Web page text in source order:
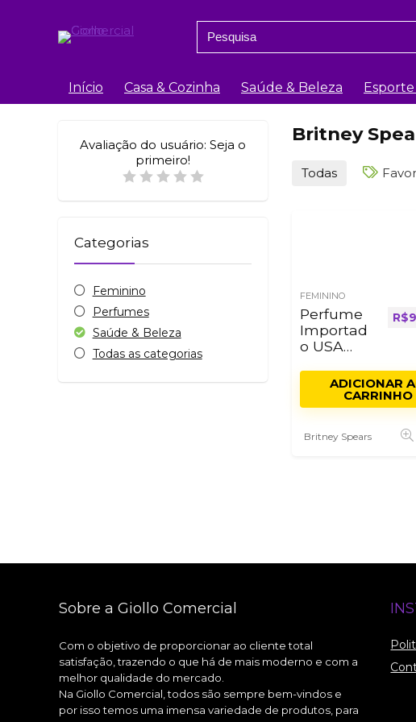
for:
Início Casa & Cozinha Saúde & Beleza
Britney
Avaliação do usuário: Seja o
primeiro!
Categorias
Feminino
Perfumes
Saúde & Beleza
Todas as categorias
Todas
FEMININO
Perfume
Importad
o USA
Fantasy
Britney
Lote
R$
ADICIONAR
CARRINHO
Britney Spears
Sobre a Giollo Comercial
Com o objetivo de proporcionar ao cliente total
satisfação, trazendo o que há de mais moderno e com a
melhor qualidade do mercado.
Na Giollo Comercial, todos são sempre bem-vindos e
por isso temos uma imensa variedade de produtos, para